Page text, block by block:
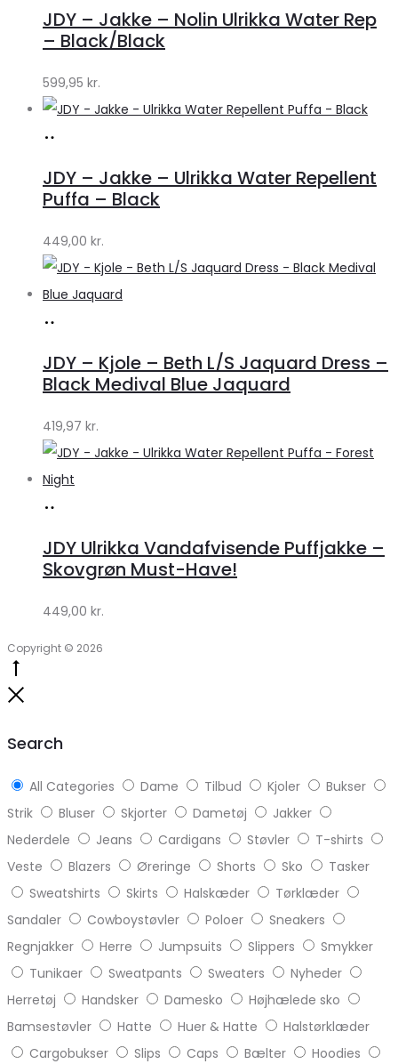
Lykke
Lykke
JDY – Jakke – Nolin Ulrikka Water Rep
– Black/Black
599,95 kr.
Lykke
Lykke
JDY – Jakke – Ulrikka Water Repellent
Puffa – Black
449,00 kr.
Lykke
Lykke
JDY – Kjole – Beth L/S Jaquard Dress –
Black Medival Blue Jaquard
419,97 kr.
Lykke
Lykke
JDY Ulrikka Vandafvisende Puffjakke –
Skovgrøn Must-Have!
449,00 kr.
Copyright © 2026
Search
All Categories Dame Tilbud Kjoler
Bukser
Strik
Bluser Skjorter Dametøj
Jakker
Nederdele
Jeans Cardigans Støvler
T-shirts
Veste
Blazers Øreringe Shorts Sko
Tasker
Sweatshirts
Skirts Halskæder
Tørklæder
Sandaler
Cowboystøvler Poloer
Sneakers
Regnjakker
Herre Jumpsuits Slippers
Smykker
Tunikaer
Sweatpants Sweaters
Nyheder
Herretøj
Handsker Damesko
Højhælede sko
Bamsestøvler
Hatte Huer & Hatte
Halstørklæder
Cargobukser
Slips Caps Bælter
Hoodies